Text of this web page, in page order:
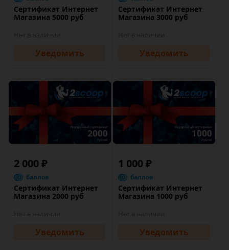
Сертификат Интернет
Магазина 5000 руб
Уведомить
Сертификат Интернет
Магазина 3000 руб
Уведомить
2 000 ₽
баллов
Сертификат Интернет
Магазина 2000 руб
Уведомить
1 000 ₽
баллов
Сертификат Интернет
Магазина 1000 руб
Уведомить